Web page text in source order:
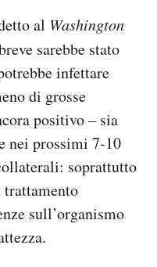
al Washington
sarebbe stato
infettare
di grosse
positivo – sia
nei prossimi 7-10
soprattutto
sull’organismo